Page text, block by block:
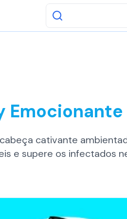
Emocionante
cativante
e supere os infectados